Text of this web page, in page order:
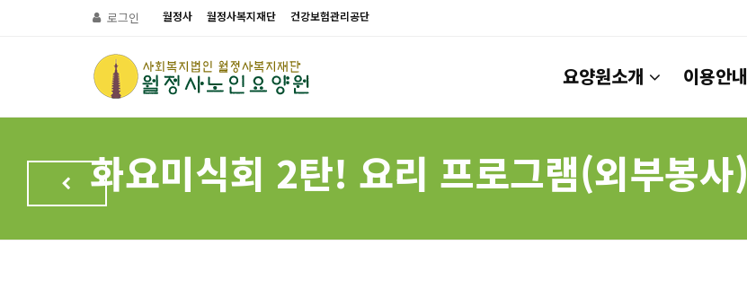
로그인 월정사 월정사복지재단 건강보험관리공단
요양원소개 이용안내
화요미식회 2탄! 요리 프로그램(외부봉사)